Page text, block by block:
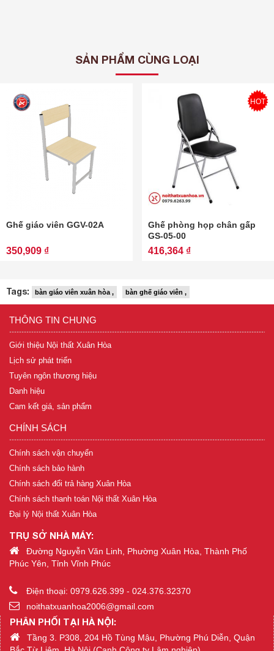
SẢN PHẨM CÙNG LOẠI
Ghế giáo viên GGV-02A
350,909 ₫
HOT
Ghế phòng họp chân gấp
GS-05-00
416,364 ₫
Tags: bàn giáo viên xuân hòa , bàn ghế giáo viên ,
THÔNG TIN CHUNG
Giới thiệu Nội thất Xuân Hòa
Lịch sử phát triển
Tuyên ngôn thương hiệu
Danh hiệu
Cam kết giá, sản phẩm
CHÍNH SÁCH
Chính sách vận chuyển
Chính sách bảo hành
Chính sách đổi trả hàng Xuân Hòa
Chính sách thanh toán Nội thất Xuân Hòa
Đại lý Nội thất Xuân Hòa
TRỤ SỞ NHÀ MÁY:
Đường Nguyễn Văn Linh, Phường Xuân Hòa, Thành Phố
Phúc Yên, Tỉnh Vĩnh Phúc
Điện thoại: 0979.626.399 - 024.376.32370
noithatxuanhoa2006@gmail.com
PHÂN PHỐI TẠI HÀ NỘI:
Tầng 3. P308, 204 Hồ Tùng Mậu, Phường Phú Diễn, Quận